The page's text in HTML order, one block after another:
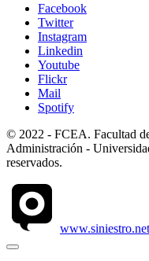
Facebook
Twitter
Instagram
Linkedin
Youtube
Flickr
Mail
Spotify
© 2022 - FCEA. Facultad
Administración -
reservados.
www.siniestro.net